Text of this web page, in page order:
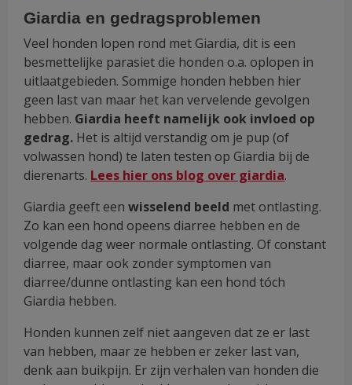
Giardia en gedragsproblemen
Veel honden lopen rond met Giardia, dit is een
besmettelijke parasiet die honden o.a. oplopen in
uitlaatgebieden. Sommige honden hebben hier
geen last van maar het kan vervelende gevolgen
hebben. Giardia heeft namelijk ook invloed op
gedrag. Het is altijd verstandig om je pup (of
volwassen hond) te laten testen op Giardia bij de
dierenarts. Lees hier ons blog over giardia.
Giardia geeft eenwisselend beeld met ontlasting.
Zo kan een hond opeens diarree hebben en de
volgende dag weer normale ontlasting. Of constant
diarree, maar ook zonder symptomen van
diarree/dunne ontlasting kan een hond tóch
Giardia hebben.
Honden kunnen zelf niet aangeven dat ze er last
van hebben, maar ze hebben er zeker last van,
denk aan buikpijn. Er zijn verhalen van honden die